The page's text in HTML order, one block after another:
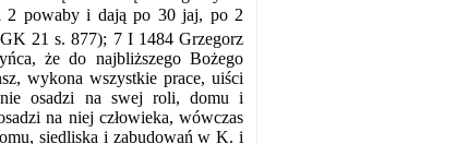
2 powaby i dają po 30 jaj, po 2
21 s. 877); 7 I 1484 Grzegorz
że do najbliższego Bożego
wykona wszystkie prace, uiści
osadzi na swej roli, domu i
na niej człowieka, wówczas
siedliska i zabudowań w K. i